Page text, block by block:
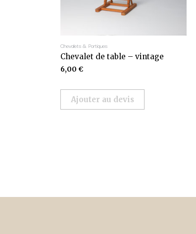
Chevalets & Portiques
Chevalet de table – vintage
6,00 €
Ajouter au devis